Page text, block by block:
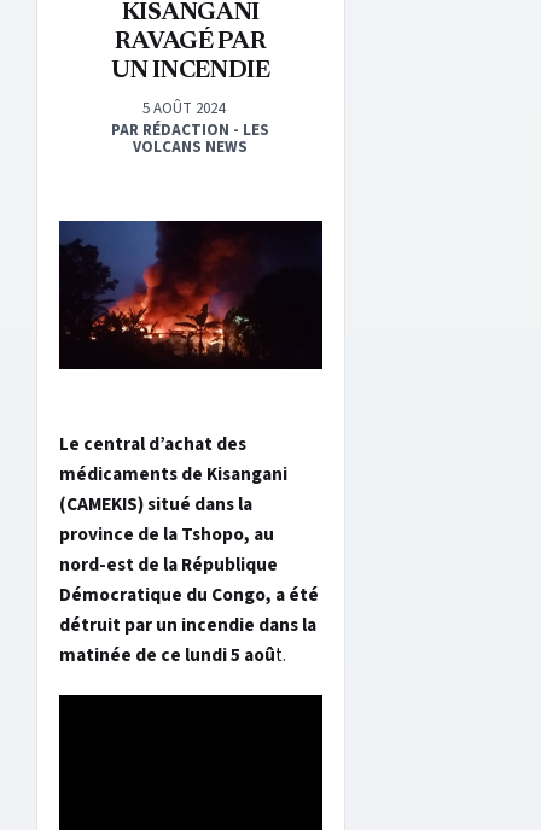
KISANGANI
RAVAGÉ PAR
UN INCENDIE
5 AOÛT 2024
PAR RÉDACTION - LES
VOLCANS NEWS
Le central d’achat des
médicaments de Kisangani
(CAMEKIS) situé dans la
province de la Tshopo, au
nord-est de la République
Démocratique du Congo, a été
détruit par un incendie dans la
matinée de ce lundi 5 août.